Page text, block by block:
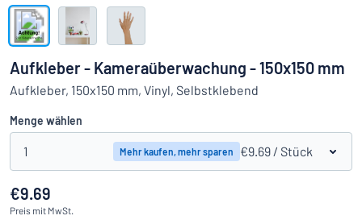
Das Gesuchte nicht gefunden? Schild hier entwerfen
Alle Kategorien anzeigen
Einloggen
Kundenservice
Privat
Aufkleber - Kameraüberwachung - 150x150 mm
Aufkleber, 150x150 mm, Vinyl, Selbstklebend
Menge wählen
1 Mehr kaufen, mehr sparen €9.69 / Stück
€9.69
Preis mit MwSt.